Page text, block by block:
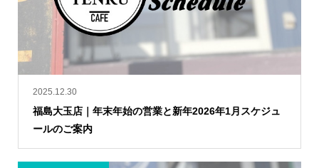
2025.12.30
福島大玉店｜年末年始の営業と新年2026年1月スケジュ
ールのご案内